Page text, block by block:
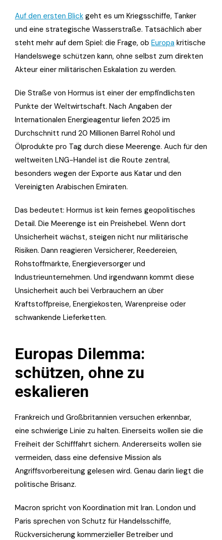
Auf den ersten Blick geht es um Kriegsschiffe, Tanker
und eine strategische Wasserstraße. Tatsächlich aber
steht mehr auf dem Spiel: die Frage, ob Europa kritische
Handelswege schützen kann, ohne selbst zum direkten
Akteur einer militärischen Eskalation zu werden.
Die Straße von Hormus ist einer der empfindlichsten
Punkte der Weltwirtschaft. Nach Angaben der
Internationalen Energieagentur liefen 2025 im
Durchschnitt rund 20 Millionen Barrel Rohöl und
Ölprodukte pro Tag durch diese Meerenge. Auch für den
weltweiten LNG-Handel ist die Route zentral,
besonders wegen der Exporte aus Katar und den
Vereinigten Arabischen Emiraten.
Das bedeutet: Hormus ist kein fernes geopolitisches
Detail. Die Meerenge ist ein Preishebel. Wenn dort
Unsicherheit wächst, steigen nicht nur militärische
Risiken. Dann reagieren Versicherer, Reedereien,
Rohstoffmärkte, Energieversorger und
Industrieunternehmen. Und irgendwann kommt diese
Unsicherheit auch bei Verbrauchern an über
Kraftstoffpreise, Energiekosten, Warenpreise oder
schwankende Lieferketten.
Europas Dilemma:
schützen, ohne zu
eskalieren
Frankreich und Großbritannien versuchen erkennbar,
eine schwierige Linie zu halten. Einerseits wollen sie die
Freiheit der Schifffahrt sichern. Andererseits wollen sie
vermeiden, dass eine defensive Mission als
Angriffsvorbereitung gelesen wird. Genau darin liegt die
politische Brisanz.
Macron spricht von Koordination mit Iran. London und
Paris sprechen von Schutz für Handelsschiffe,
Rückversicherung kommerzieller Betreiber und